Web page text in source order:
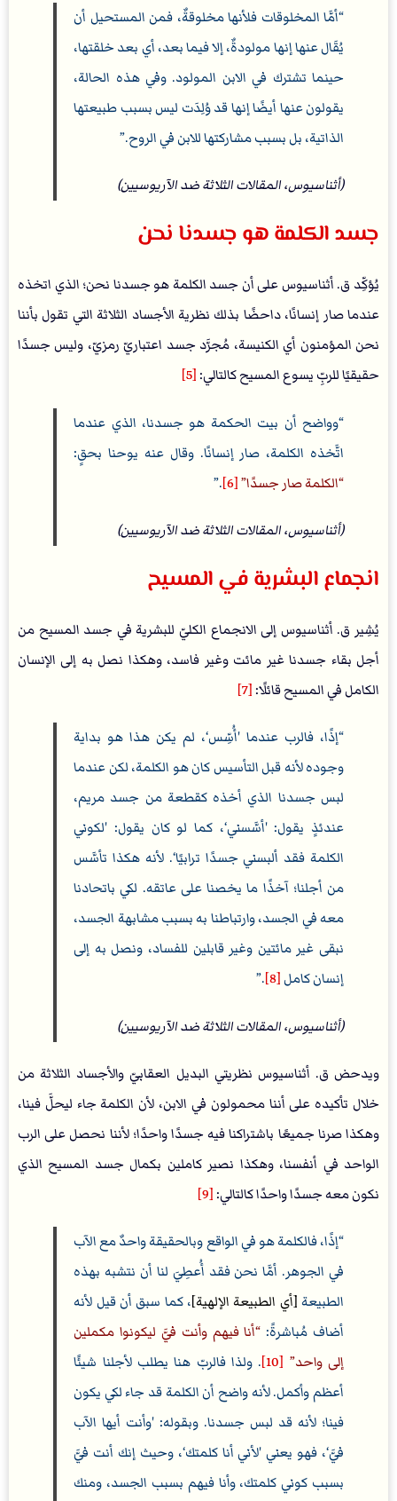
أمَّا المخلوقات فلأنها مخلوقةٌ، فمن المستحيل أن
يُقَال عنها إنها مولودةٌ، إلا فيما بعد، أي بعد خلقتها،
حينما تشترك في الابن المولود. وفي هذه الحالة،
يقولون عنها أيضًا إنها قد وُلِدَت ليس بسبب طبيعتها
الذاتية، بل بسبب مشاركتها للابن في الروح.
(أثناسيوس، المقالات الثلاثة ضد الآريوسيين)
جسد الكلمة هو جسدنا نحن
يُؤكِّد ق. أثناسيوس على أن جسد الكلمة هو جسدنا نحن؛ الذي اتخذه
عندما صار إنسانًا، داحضًا بذلك نظرية الأجساد الثلاثة التي تقول بأننا
نحن المؤمنون أي الكنيسة، مُجرَّد جسد اعتباريّ رمزيّ، وليس جسدًا
حقيقيًا للربِّ يسوع المسيح كالتالي: [5]
وواضح أن بيت الحكمة هو جسدنا، الذي عندما
اتَّخذه الكلمة، صار إنسانًا. وقال عنه يوحنا بحقٍ:
الكلمة صار جسدًا [6]
.
(أثناسيوس، المقالات الثلاثة ضد الآريوسيين)
انجماع البشرية في المسيح
يُشِير ق. أثناسيوس إلى الانجماع الكليّ للبشرية في جسد المسيح من
أجل بقاء جسدنا غير مائت وغير فاسد، وهكذا نصل به إلى الإنسان
الكامل في المسيح قائلًا: [7]
إذًا، فالرب عندما 'أُسِّس‘، لم يكن هذا هو بداية
وجوده لأنه قبل التأسيس كان هو الكلمة، لكن عندما
لبس جسدنا الذي أخذه كقطعة من جسد مريم،
عندئذٍ يقول: 'أسَّسني‘، كما لو كان يقول: 'لكوني
الكلمة فقد ألبسني جسدًا ترابيًا‘. لأنه هكذا تأسَّس
من أجلنا؛ آخذًا ما يخصنا على عاتقه. لكي باتحادنا
معه في الجسد، وارتباطنا به بسبب مشابهة الجسد،
نبقى غير مائتين وغير قابلين للفساد، ونصل به إلى
إنسان كامل [8]
.
(أثناسيوس، المقالات الثلاثة ضد الآريوسيين)
ويدحض ق. أثناسيوس نظريتي البديل العقابيّ والأجساد الثلاثة من
خلال تأكيده على أننا محمولون في الابن، لأن الكلمة جاء ليحلَّ فينا،
وهكذا صرنا جميعًا باشتراكنا فيه جسدًا واحدًا؛ لأننا نحصل على الرب
الواحد في أنفسنا، وهكذا نصير كاملين بكمال جسد المسيح الذي
نكون معه جسدًا واحدًا كالتالي: [9]
إذًا، فالكلمة هو في الواقع وبالحقيقة واحدٌ مع الآب
في الجوهر. أمَّا نحن فقد أُعطِيَ لنا أن نتشبه بهذه
الطبيعة [أي الطبيعة الإلهية]، كما سبق أن قيل لأنه
أضاف مُباشرةً: أنا فيهم وأنت فيَّ ليكونوا مكملين
إلى واحد [10]
. ولذا فالربّ هنا يطلب لأجلنا شيئًا
أعظم وأكمل. لأنه واضح أن الكلمة قد جاء لكي يكون
فينا؛ لأنه قد لبس جسدنا. وبقوله: 'وأنت أيها الآب
فيَّ‘، فهو يعني 'لأني أنا كلمتك‘، وحيث إنك أنت فيَّ
بسبب كوني كلمتك، وأنا فيهم بسبب الجسد، ومنك